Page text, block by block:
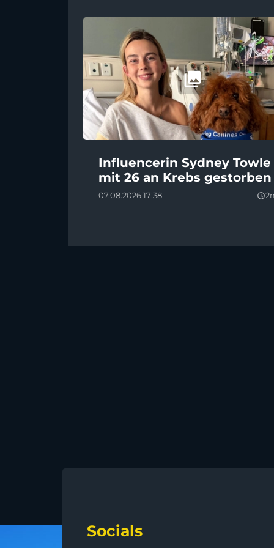
Influencerin Sydney Towle
mit 26 an Krebs gestorben
07.08.2026 17:38 query_builder
Socials